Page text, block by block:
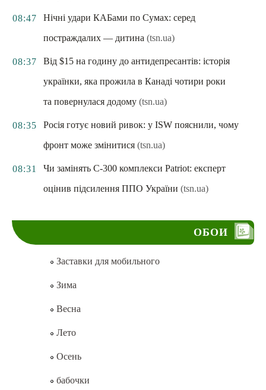
08:47
Нічні удари КАБами по Сумах: серед
постраждалих — дитина (tsn.ua)
08:37
Від $15 на годину до антидепресантів: історія
українки, яка прожила в Канаді чотири роки
та повернулася додому (tsn.ua)
08:35
Росія готує новий ривок: у ISW пояснили, чому
фронт може змінитися (tsn.ua)
08:31
Чи замінять С-300 комплекси Patriot: експерт
оцінив підсилення ППО України (tsn.ua)
ОБОИ
Заставки для мобильного
Зима
Весна
Лето
Осень
бабочки